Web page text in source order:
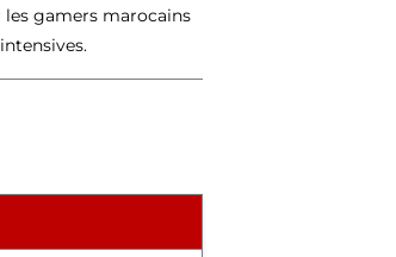
gamers marocains